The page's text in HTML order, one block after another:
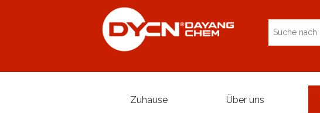
Zuhause Über uns